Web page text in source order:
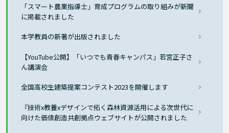
「スマート農業指導士」育成プログラムの取り組みが新聞
に掲載されました
本学教員の新著が出版されました
【YouTube公開】「いつでも青春キャンパス」若宮正子さ
ん講演会
全国高校生建築提案コンテスト2023を開催します
『技術x教養xデザインで拓く森林資源活用による次世代に
向けた価値創造共創拠点ウェブサイトが公開されました